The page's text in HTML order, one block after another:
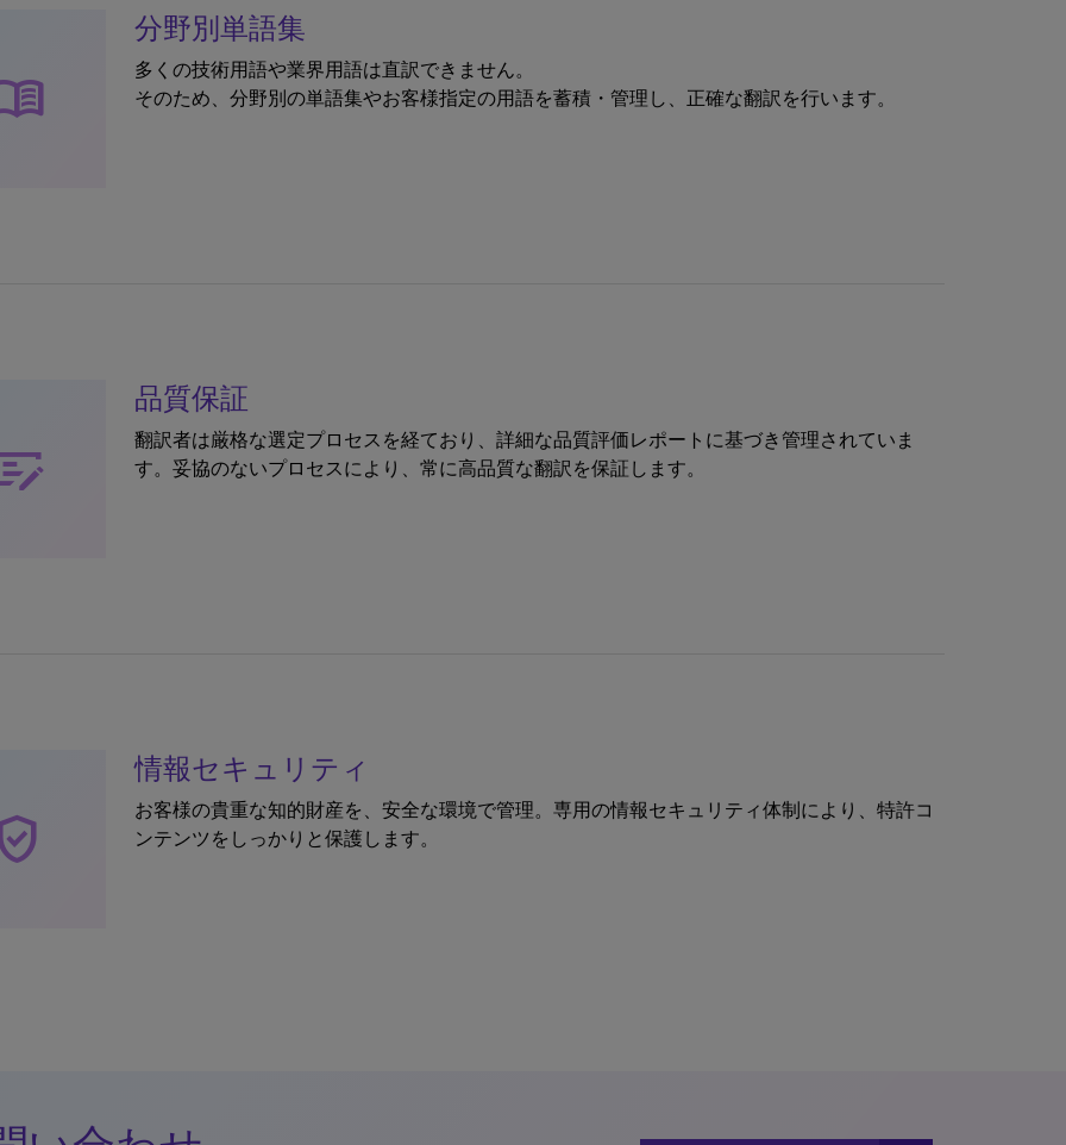
分野別単語集
多くの技術用語や業界用語は直訳できません。
そのため、分野別の単語集やお客様指定の用語を蓄積・管理し、正確な翻訳を行います。
品質保証
翻訳者は厳格な選定プロセスを経ており、詳細な品質評価レポートに基づき管理されていま
す。妥協のないプロセスにより、常に高品質な翻訳を保証します。
情報セキュリティ
お客様の貴重な知的財産を、安全な環境で管理。専用の情報セキュリティ体制により、特許コ
ンテンツをしっかりと保護します。